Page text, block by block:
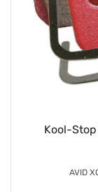
Kool-
AVID